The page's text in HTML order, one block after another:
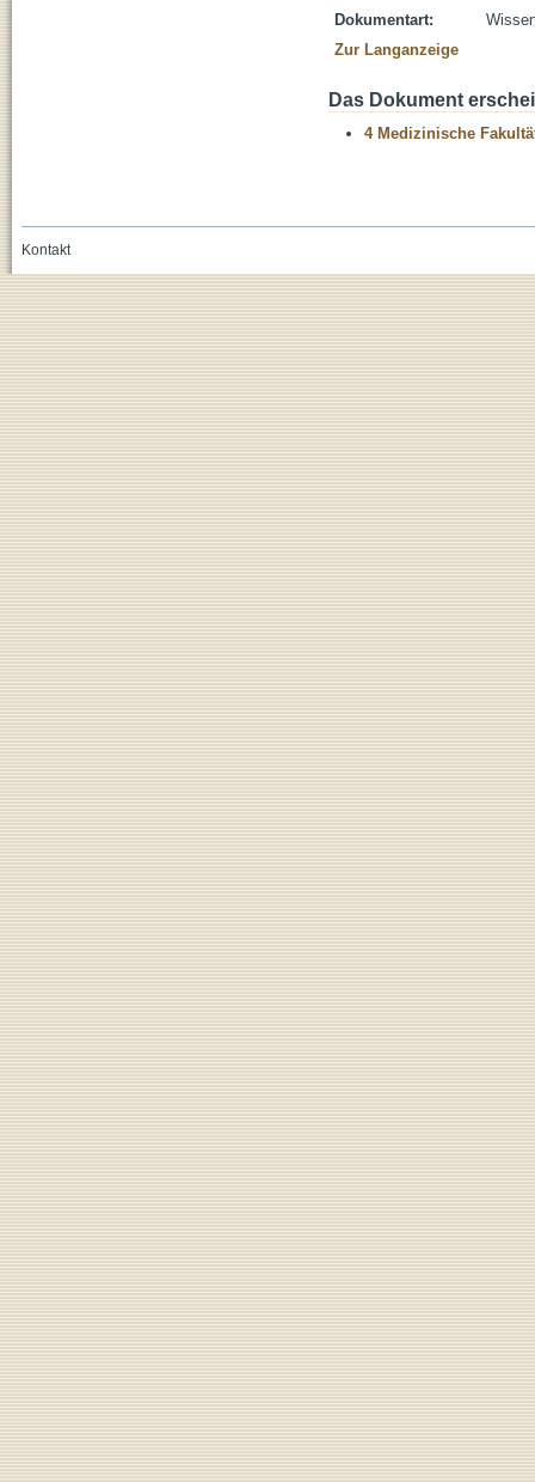
Dokumentart:
Zur Langanzeige
Das Dokument
4 Medizinische
Kontakt